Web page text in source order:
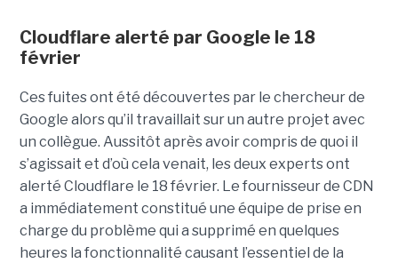
Cloudflare alerté par Google le 18
février
Ces fuites ont été découvertes par le chercheur de
Google alors qu’il travaillait sur un autre projet avec
un collègue. Aussitôt après avoir compris de quoi il
s’agissait et d’où cela venait, les deux experts ont
alerté Cloudflare le 18 février. Le fournisseur de CDN
a immédiatement constitué une équipe de prise en
charge du problème qui a supprimé en quelques
heures la fonctionnalité causant l’essentiel de la